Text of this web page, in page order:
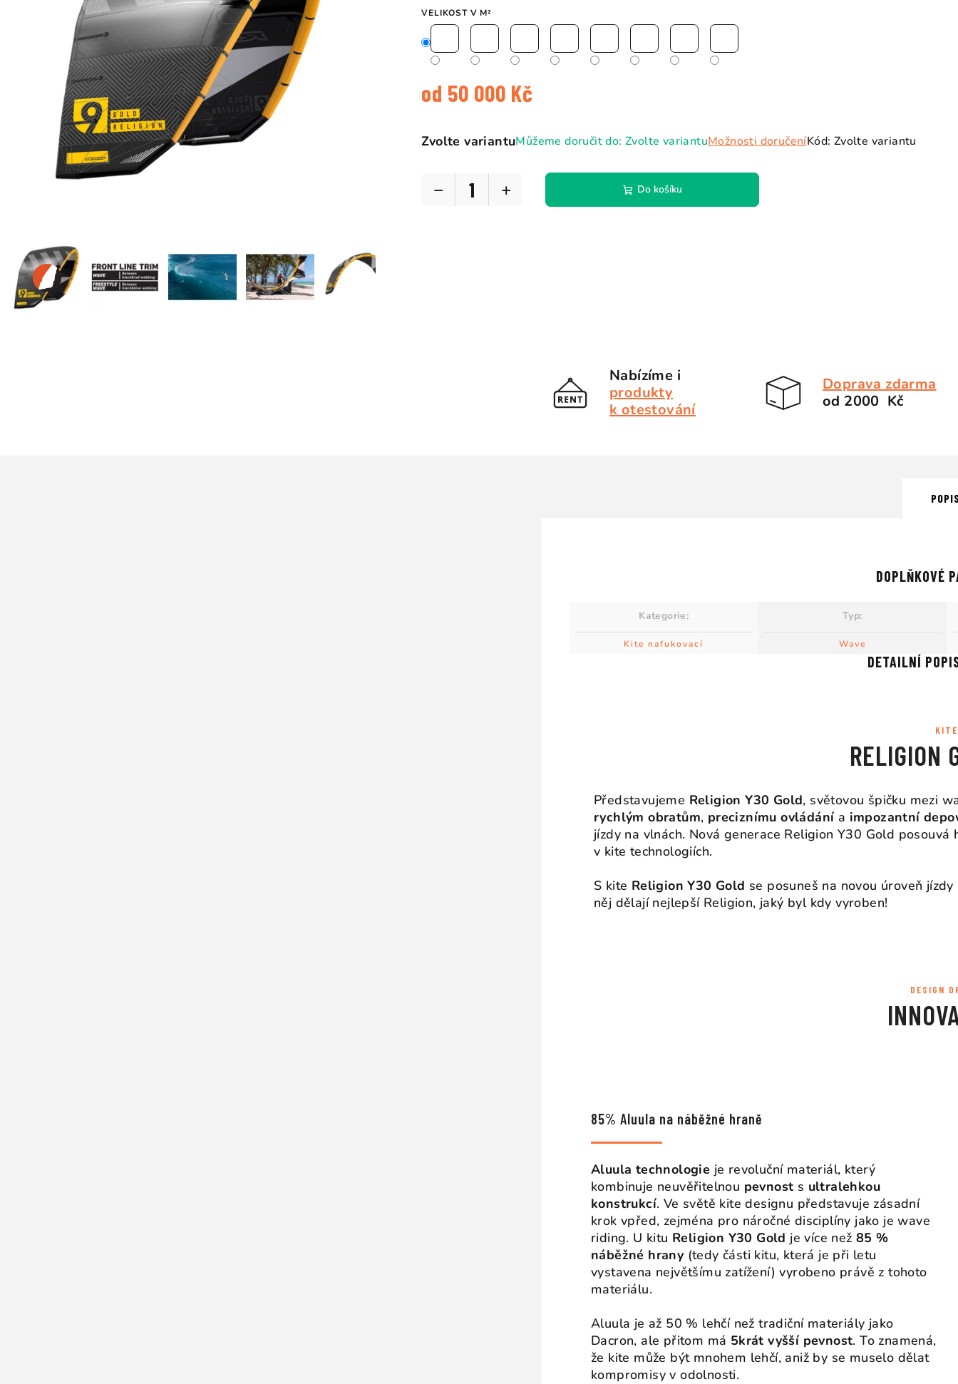
hvězdiček.
VELIKOST V M²
od 50 000 Kč
cena:
Zvolte variantuMůžeme doručit do: Zvolte variantuMožnosti doručeníKód: Zvolte variantu
+
− Do košíku
Nabízíme i
produkty
k otestování
Doprava zdarma
od 2000 Kč
DETAILNÍ
KITE
RELIGION
Představujeme Religion Y30 Gold, světovou špičku mezi
rychlým obratům, preciznímu ovládání a impozantní
jízdy na vlnách. Nová generace Religion Y30 Gold
v kite technologiích.
S kite Religion Y30 Gold se posuneš na novou úroveň
něj dělají nejlepší Religion, jaký byl kdy vyroben!
DESIGN
85% Aluula na náběžné hraně
Aluula technologie je revoluční materiál, který
kombinuje neuvěřitelnou pevnost s ultralehkou
konstrukcí. Ve světě kite designu představuje zásadní
krok vpřed, zejména pro náročné disciplíny jako je wave
riding. U kitu Religion Y30 Gold je více než85 %
náběžné hrany (tedy části kitu, která je při letu
vystavena největšímu zatížení) vyrobeno právě z tohoto
materiálu.
Aluula je až 50 % lehčí než tradiční materiály jako
Dacron, ale přitom má 5krát vyšší pevnost. To znamená,
že kite může být mnohem lehčí, aniž by se muselo dělat
kompromisy v odolnosti.
DOPLŇKOVÉ
Kategorie:
Kite nafukovací
Typ:
Wave